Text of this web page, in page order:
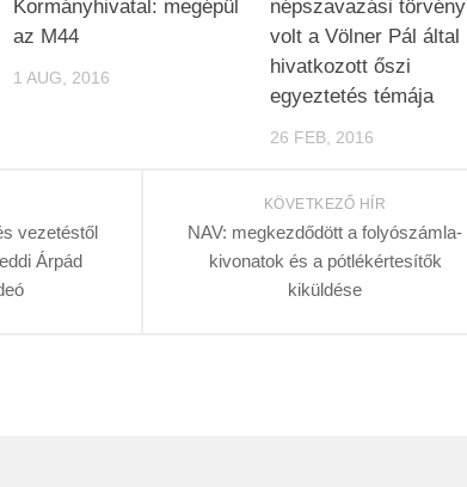
Kormányhivatal: megépül
az M44
1 AUG, 2016
népszavazási törvény
volt a Völner Pál által
hivatkozott őszi
egyeztetés témája
26 FEB, 2016
KÖVETKEZŐ HÍR
NAV: megkezdődött a folyószámla-
kivonatok és a pótlékértesítők
kiküldése
vezetéstől
Árpád